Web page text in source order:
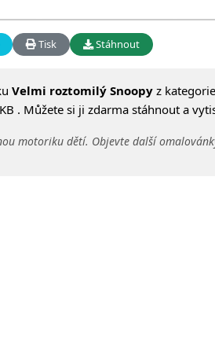
Tisk Stáhnout
Velmi roztomilý Snoopyz kategorie
. Můžete si ji zdarma stáhnout a
motoriku dětí. Objevte další